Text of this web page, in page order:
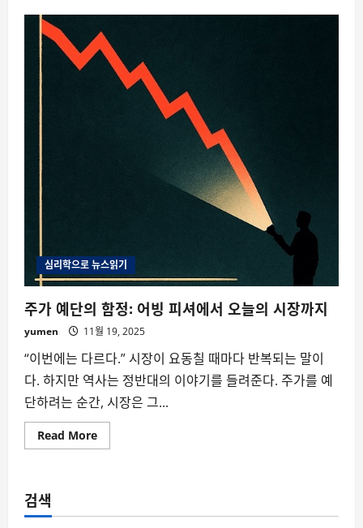
심리학으로 뉴스읽기
주가 예단의 함정: 어빙 피셔에서 오늘의 시장까지
yumen 11월 19, 2025
“이번에는 다르다.” 시장이 요동칠 때마다 반복되는 말이
다. 하지만 역사는 정반대의 이야기를 들려준다. 주가를 예
단하려는 순간, 시장은 그...
Read MoreRead
more
의
검색